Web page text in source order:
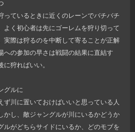
ているときに近くのレーンでバチバチ
よく初心者は先にゴーレムを狩り切って
実際は狩るのを中断して寄ることが正解
への参加の早さは戦闘の結果に直結す
狩ればいい。
グルに
川に置いておけばいいと思っている人
かし、敵ジャングルが川にいるかどうか
ルがどちらサイドにいるか、どのモブを